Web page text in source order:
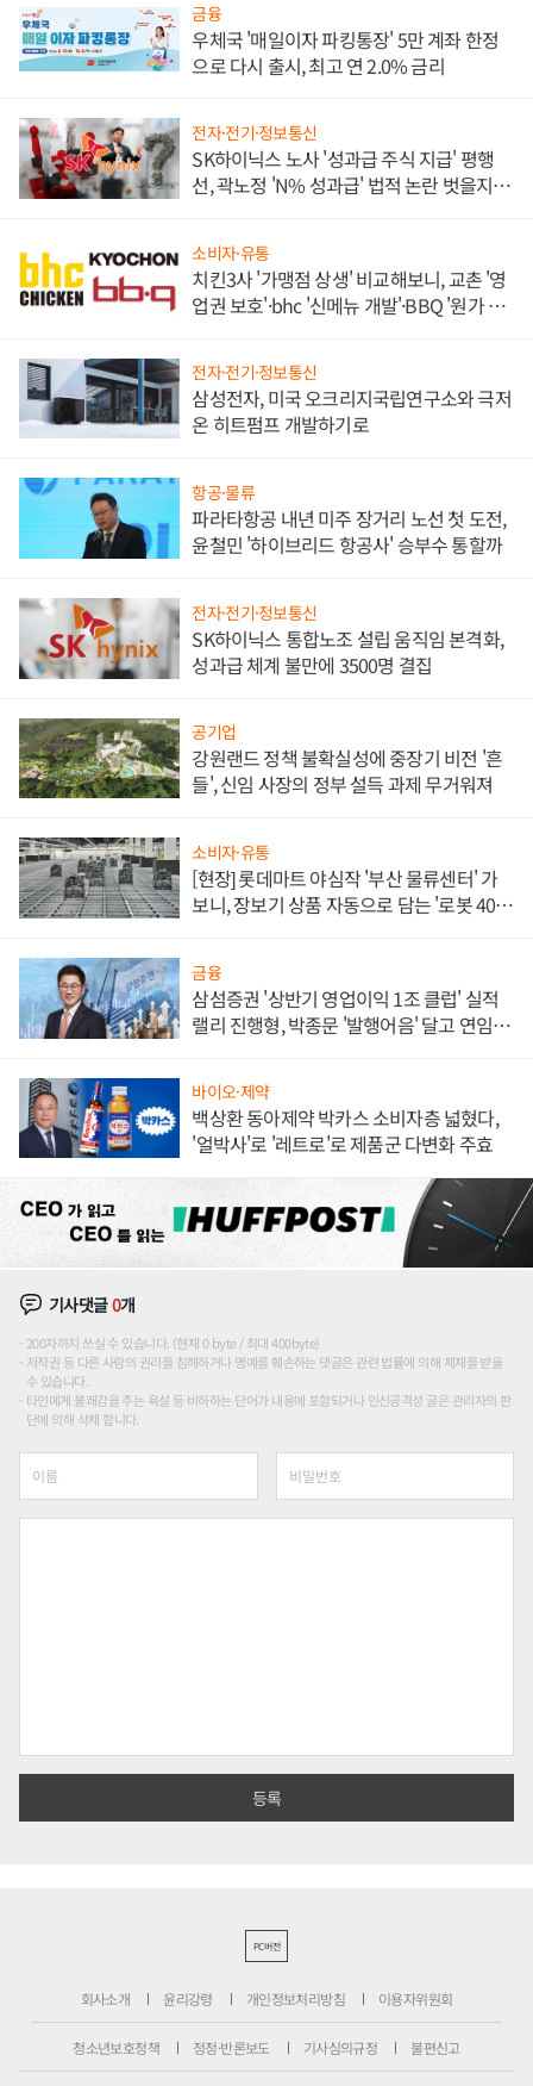
금융
우체국 '매일이자 파킹통장' 5만 계좌 한정
으로 다시 출시, 최고 연 2.0% 금리
전자·전기·정보통신
SK하이닉스 노사 '성과급 주식 지급' 평행
선, 곽노정 'N% 성과급' 법적 논란 벗을지 주
소비자·유통
치킨3사 '가맹점 상생' 비교해보니, 교촌 '영
업권 보호'·bhc '신메뉴 개발'·BBQ '원가 부
전자·전기·정보통신
삼성전자, 미국 오크리지국립연구소와 극저
온 히트펌프 개발하기로
항공·물류
파라타항공 내년 미주 장거리 노선 첫 도전,
윤철민 '하이브리드 항공사' 승부수 통할까
전자·전기·정보통신
SK하이닉스 통합노조 설립 움직임 본격화,
성과급 체계 불만에 3500명 결집
공기업
강원랜드 정책 불확실성에 중장기 비전 '흔
들', 신임 사장의 정부 설득 과제 무거워져
소비자·유통
[현장] 롯데마트 야심작 '부산 물류센터' 가
보니, 장보기 상품 자동으로 담는 '로봇 400
금융
삼섬증권 '상반기 영업이익 1조 클럽' 실적
랠리 진행형, 박종문 '발행어음' 달고 연임 향
바이오·제약
백상환 동아제약 박카스 소비자층 넓혔다,
'얼박사'로 '레트로'로 제품군 다변화 주효
기사댓글0개
200자까지 쓰실 수 있습니다. (현재 0 byte / 최대 400byte)
저작권 등 다른 사람의 권리를 침해하거나 명예를 훼손하는 댓글은 관련 법률에 의해 제재를 받을
수 있습니다.
타인에게 불쾌감을 주는 욕설 등 비하하는 단어가 내용에 포함되거나 인신공격성 글은 관리자의 판
단에 의해 삭제 합니다.
PC버전
회사소개 윤리강령 개인정보처리방침 이용자위원회
청소년보호정책 정정·반론보도 기사심의규정 불편신고